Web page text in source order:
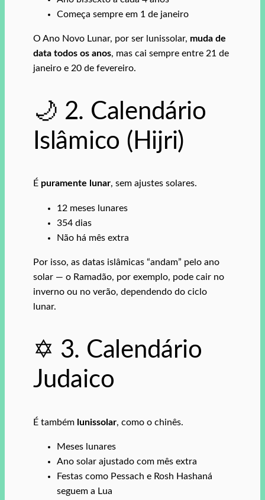
Começa sempre em 1 de janeiro
O Ano Novo Lunar, por ser lunissolar, muda de
data todos os anos, mas cai sempre entre 21 de
janeiro e 20 de fevereiro.
🌙 2. Calendário
Islâmico (Hijri)
É puramente lunar, sem ajustes solares.
12 meses lunares
354 dias
Não há mês extra
Por isso, as datas islâmicas “andam” pelo ano
solar — o Ramadão, por exemplo, pode cair no
inverno ou no verão, dependendo do ciclo
lunar.
✡️ 3. Calendário
Judaico
É também lunissolar, como o chinês.
Meses lunares
Ano solar ajustado com mês extra
Festas como Pessach e Rosh Hashaná
seguem a Lua